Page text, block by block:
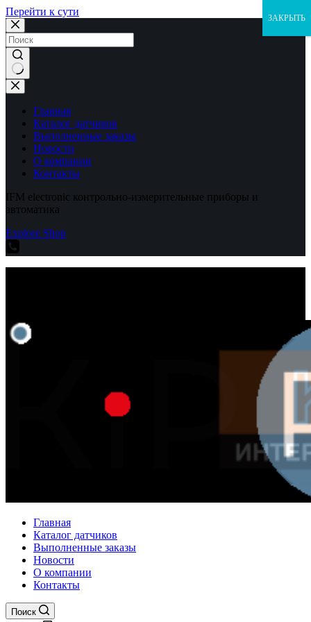
Перейти к сути
Ничего
не
найденоГлавная
Каталог датчиков
Выполненные заказы
Новости
О компании
Контакты
IFM electronic контрольно-измерительные приборы и
автоматика
Explore Shop
Главная
Каталог датчиков
Выполненные заказы
Новости
О компании
Контакты
Поиск
ЗАКРЫТЬ